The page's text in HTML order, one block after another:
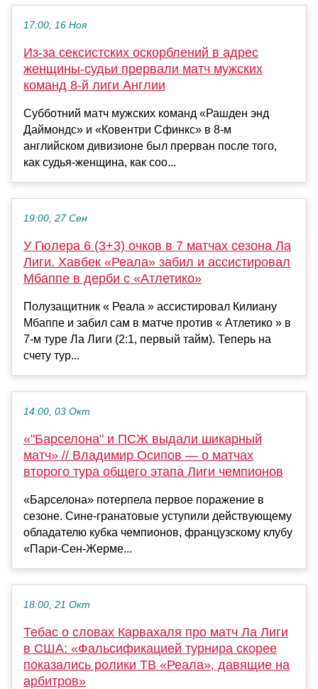
17:00, 16 Ноя
Из-за сексистских оскорблений в адрес
женщины-судьи прервали матч мужских
команд 8-й лиги Англии
Субботний матч мужских команд «Рашден энд
Даймондс» и «Ковентри Сфинкс» в 8-м
английском дивизионе был прерван после того,
как судья-женщина, как соо...
19:00, 27 Сен
У Гюлера 6 (3+3) очков в 7 матчах сезона Ла
Лиги. Хавбек «Реала» забил и ассистировал
Мбаппе в дерби с «Атлетико»
Полузащитник « Реала » ассистировал Килиану
Мбаппе и забил сам в матче против « Атлетико » в
7-м туре Ла Лиги (2:1, первый тайм). Теперь на
счету тур...
14:00, 03 Окт
«"Барселона" и ПСЖ выдали шикарный
матч» // Владимир Осипов — о матчах
второго тура общего этапа Лиги чемпионов
«Барселона» потерпела первое поражение в
сезоне. Сине-гранатовые уступили действующему
обладателю кубка чемпионов, французскому клубу
«Пари-Сен-Жерме...
18:00, 21 Окт
Тебас о словах Карвахаля про матч Ла Лиги
в США: «Фальсификацией турнира скорее
показались ролики ТВ «Реала», давящие на
арбитров»